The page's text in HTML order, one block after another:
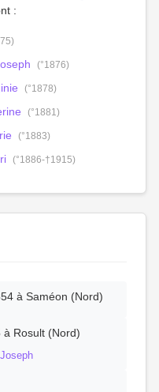
:
(°1876)
(°1878)
(°1881)
(°1883)
(°1886-†1915)
à Saméon (Nord)
à Rosult (Nord)